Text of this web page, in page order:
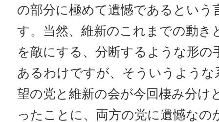
の部分に極めて遺憾であるという
す。当然、維新のこれまでの動き
を敵にする、分断するような形の
あるわけですが、そういうような
望の党と維新の会が今回棲み分け
ったことに、両方の党に遺憾なの